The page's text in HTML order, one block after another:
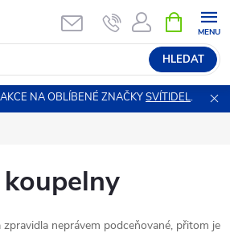
HLEDAT
NÁKUPNÍ
KOŠÍK
NA OBLÍBENÉ ZNAČKYSVÍTIDEL.
neprávem podceňované, přitom je